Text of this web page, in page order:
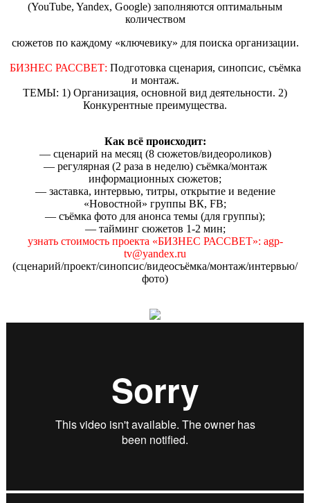
(YouTube, Yandex, Google) заполняются оптимальным
количеством
сюжетов по каждому «ключевику» для поиска организации.
БИЗНЕС РАССВЕТ: Подготовка сценария, синопсис, съёмка
и монтаж.
ТЕМЫ: 1) Организация, основной вид деятельности. 2)
Конкурентные преимущества.
Как всё происходит:
— сценарий на месяц (8 сюжетов/видеороликов)
— регулярная (2 раза в неделю) съёмка/монтаж
информационных сюжетов;
— заставка, интервью, титры, открытие и ведение
«Новостной» группы ВК, FB;
— съёмка фото для анонса темы (для группы);
— тайминг сюжетов 1-2 мин;
узнать стоимость проекта «БИЗНЕС РАССВЕТ»: agp-
tv@yandex.ru
(сценарий/проект/синопсис/видеосъёмка/монтаж/интервью/
фото)